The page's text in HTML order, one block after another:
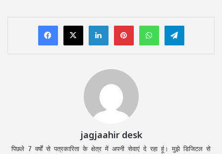
LinkedInPinterestWhatsAppTelegram
jagjaahir desk
पिछले 7 वर्षों से पत्रकारिता के क्षेत्र में अपनी सेवाएं दे रहा हूं। मुझे डिजिटल से